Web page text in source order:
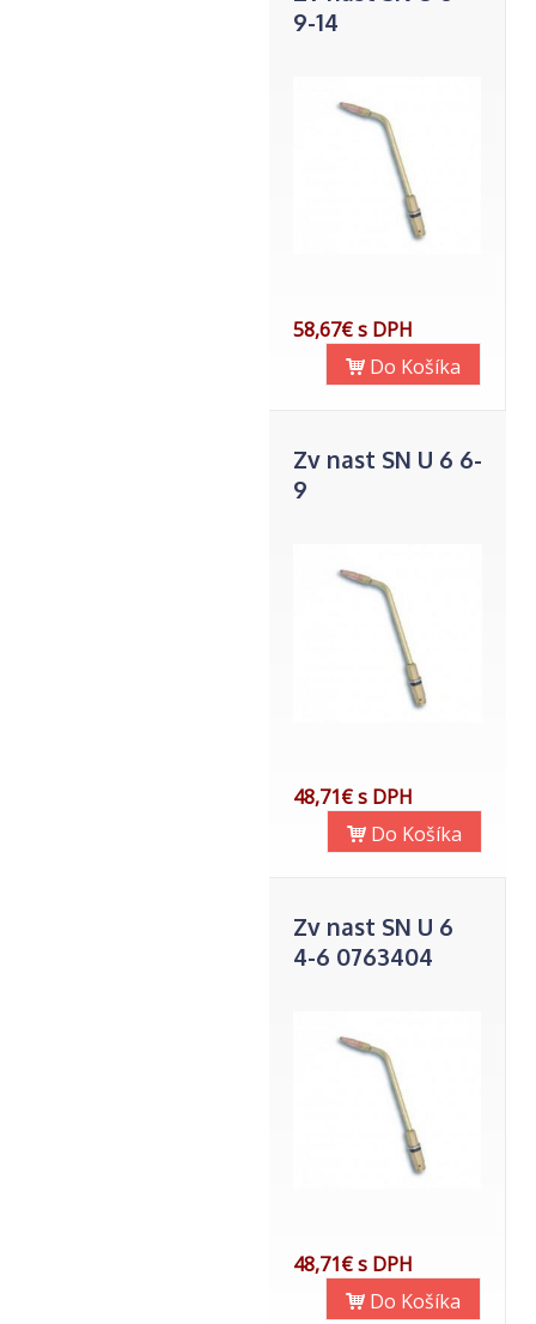
9-14
58,67€ s DPH
Do Košíka
Zv nast SN U 6 6-
9
48,71€ s DPH
Do Košíka
Zv nast SN U 6
4-6 0763404
48,71€ s DPH
Do Košíka